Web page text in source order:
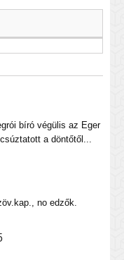
bíró végülis az Eger
a döntőtől...
no edzők.